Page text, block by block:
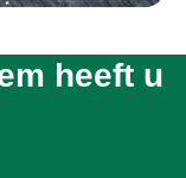
heeft u